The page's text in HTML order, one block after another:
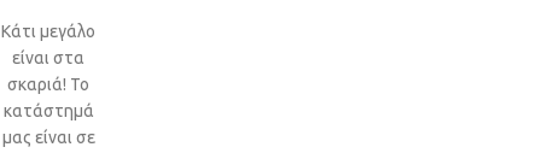
Κάτι μεγάλο
είναι στα
σκαριά! Το
κατάστημά
μας είναι σε